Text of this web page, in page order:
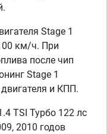
Stage 1
км/ч. При
после чип
Stage 1
и КПП.
TSI Турбо 122 лс
2010 годов